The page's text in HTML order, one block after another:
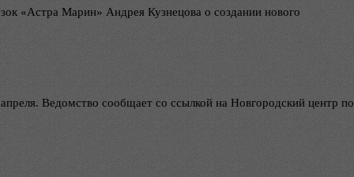
«Астра Марин» Андрея Кузнецова о создании нового
Ведомство сообщает со ссылкой на Новгородский центр по